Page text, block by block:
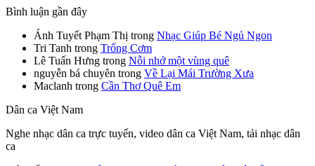
Bình luận gần đây
Ánh Tuyết Phạm Thị trong Nhạc Giúp Bé Ngủ Ngon
Tri Tanh trong Trống Cơm
Lê Tuấn Hưng trong Nỗi nhớ một vùng quê
nguyễn bá chuyên trong Về Lại Mái Trường Xưa
Maclanh trong Cần Thơ Quê Em
Dân ca Việt Nam
Nghe nhạc dân ca trực tuyến, video dân ca Việt Nam, tải nhạc dân
ca